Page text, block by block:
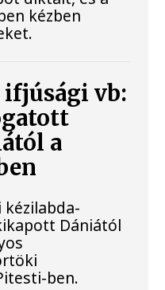
kézben
vb:
a
Dániától
ben.